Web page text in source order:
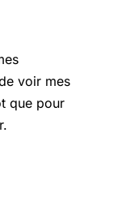
voir mes
que pour